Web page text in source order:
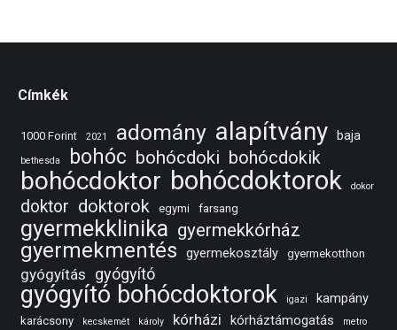
Címkék
1000 Forint 2021 adomány alapítvány baja
bethesda bohóc bohócdoki bohócdokik
bohócdoktor bohócdoktorok dokor
doktor doktorok egymi farsang
gyermekklinika gyermekkórház
gyermekmentés gyermekosztály gyermekotthon
gyógyítás gyógyító
gyógyító bohócdoktorok igazi kampány
karácsony kecskemét károly kórházi kórháztámogatás metro